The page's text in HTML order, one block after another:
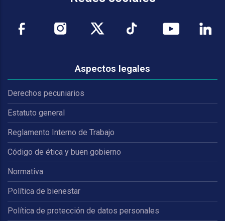
Aspectos legales
Derechos pecuniarios
Estatuto general
Reglamento Interno de Trabajo
Código de ética y buen gobierno
Normativa
Política de bienestar
Política de protección de datos personales